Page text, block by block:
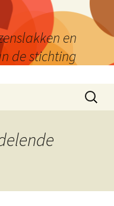
en
de stichting
Zoeken
naar: